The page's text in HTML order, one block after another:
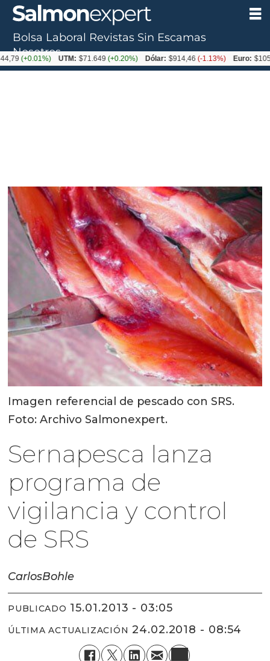
Imagen referencial de pescado con SRS.
Foto: Archivo Salmonexpert.
Sernapesca lanza
programa de
vigilancia y control
de SRS
CarlosBohle
PUBLICADO 15.01.2013 - 03:05
ÚLTIMA ACTUALIZACIÓN 24.02.2018 - 08:54
Bolsa Laboral Revistas Sin Escamas
Nosotros
UTM: $71.649(+0.20%) Dólar: $914,46(-1.13%) Euro: $1054,01(-